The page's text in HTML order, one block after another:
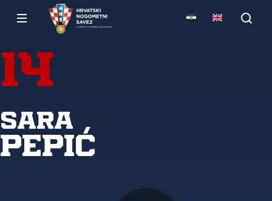
14
Sara
Pepić